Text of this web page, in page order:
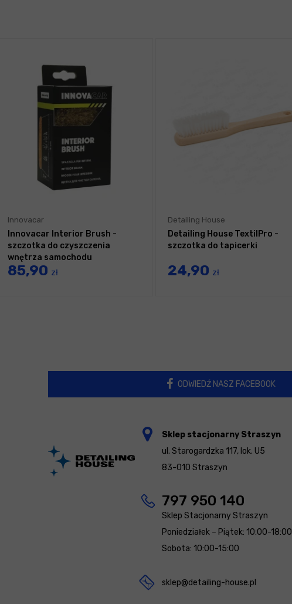
Innovacar
Innovacar Interior Brush -
szczotka do czyszczenia
wnętrza samochodu
85,90 zł
Detailing House
Detailing House TextilPro -
szczotka do tapicerki
24,90 zł
ODWIEDŹ NASZ FACEBOOK
Sklep stacjonarny Straszyn
ul. Starogardzka 117, lok. U5
83-010 Straszyn
797 950 140
Sklep Stacjonarny Straszyn
Poniedziałek – Piątek: 10:00-18:00
Sobota: 10:00-15:00
sklep@detailing-house.pl